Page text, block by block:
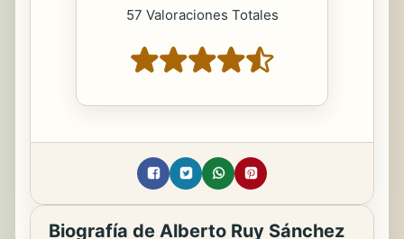
57 Valoraciones Totales
Biografía de Alberto Ruy Sánchez